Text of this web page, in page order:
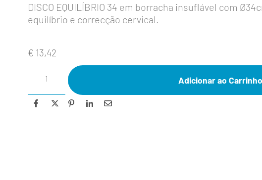
DISCO EQUILÍBRIO 34 em borracha insuflável com
equilíbrio e correcção cervical.
€ 13,42
Adicionar ao Carrinho